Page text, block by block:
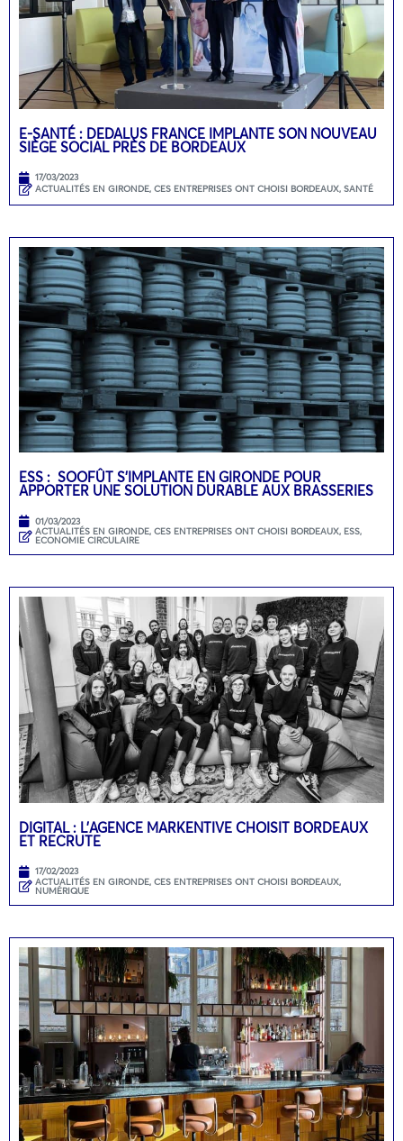
E-SANTÉ : DEDALUS FRANCE IMPLANTE SON NOUVEAU
SIÈGE SOCIAL PRÈS DE BORDEAUX
17/03/2023
ACTUALITÉS EN GIRONDE, CES ENTREPRISES ONT CHOISI BORDEAUX, SANTÉ
ESS : SOOFÛT S’IMPLANTE EN GIRONDE POUR
APPORTER UNE SOLUTION DURABLE AUX BRASSERIES
01/03/2023
ACTUALITÉS EN GIRONDE, CES ENTREPRISES ONT CHOISI BORDEAUX, ESS,
ECONOMIE CIRCULAIRE
DIGITAL : L’AGENCE MARKENTIVE CHOISIT BORDEAUX
ET RECRUTE
17/02/2023
ACTUALITÉS EN GIRONDE, CES ENTREPRISES ONT CHOISI BORDEAUX,
NUMÉRIQUE